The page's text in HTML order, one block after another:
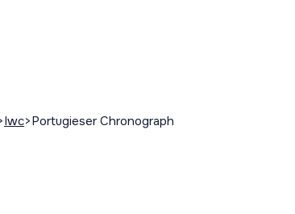
Iwc Portugieser Chronograph